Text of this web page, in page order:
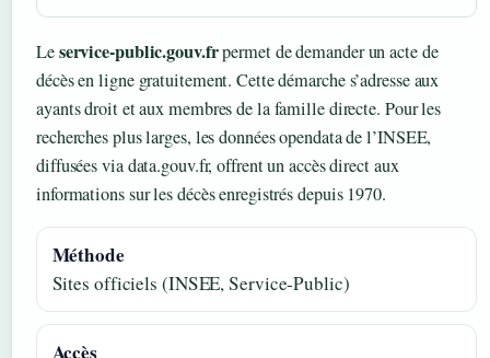
Leservice-public.gouv.frpermet de demander un acte de
décès en ligne gratuitement. Cette démarche s’adresse aux
ayants droit et aux membres de la famille directe. Pour les
recherches plus larges, les données opendata de l’INSEE,
diffusées via data.gouv.fr, offrent un accès direct aux
informations sur les décès enregistrés depuis 1970.
Méthode
Sites officiels (INSEE, Service-Public)
Accès